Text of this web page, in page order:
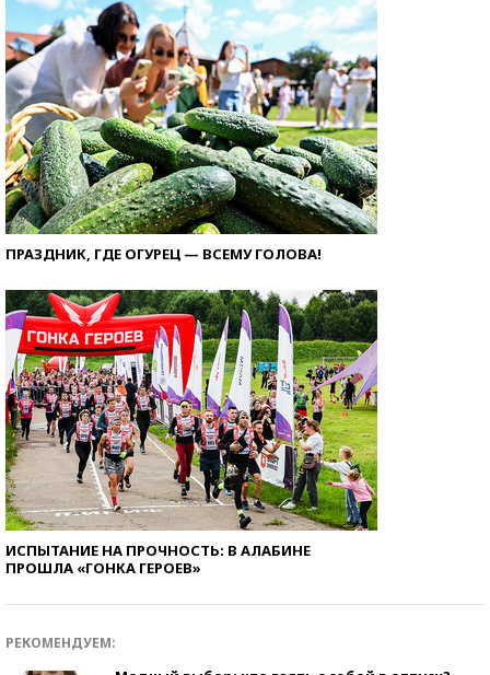
ПРАЗДНИК, ГДЕ ОГУРЕЦ — ВСЕМУ ГОЛОВА!
ИСПЫТАНИЕ НА ПРОЧНОСТЬ: В АЛАБИНЕ
ПРОШЛА «ГОНКА ГЕРОЕВ»
РЕКОМЕНДУЕМ: